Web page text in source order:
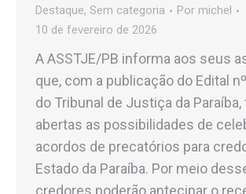
Destaque, Sem categoria Por michel
10 de fevereiro de 2026
A ASSTJE/PB informa aos seus
que, com a publicação do Edital
do Tribunal de Justiça da
abertas as possibilidades de
acordos de precatórios para
Estado da Paraíba. Por meio
credores poderão antecipar o